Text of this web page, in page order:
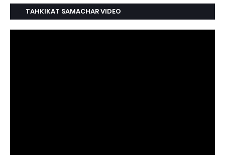
TAHKIKAT SAMACHAR VIDEO